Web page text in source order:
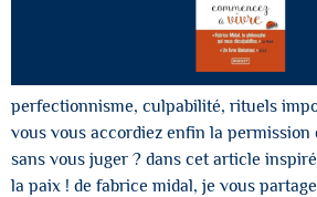
perfectionnisme, culpabilité, rituels
vous vous accordiez enfin la permission
sans vous juger ? dans cet article
la paix ! de fabrice midal, je vous